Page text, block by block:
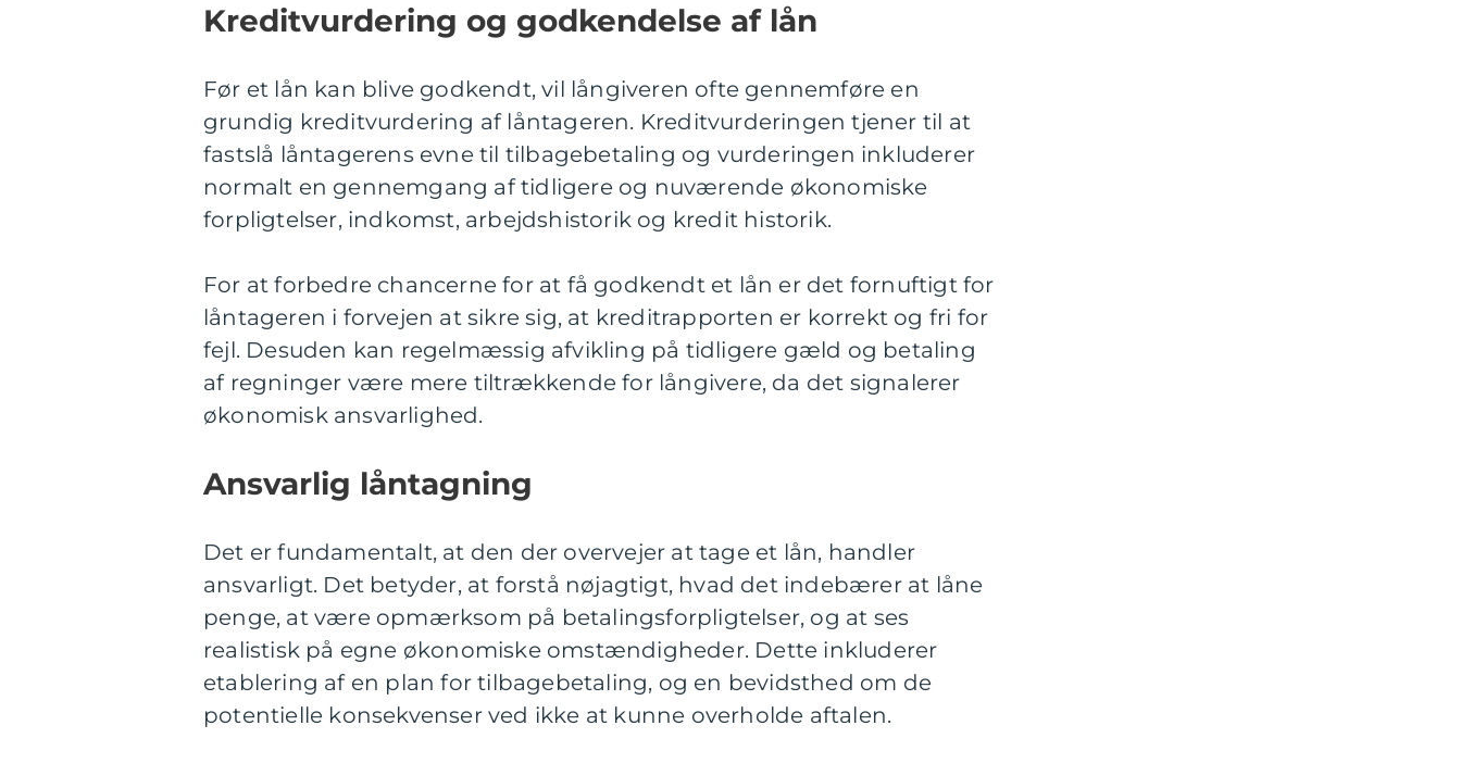
Kreditvurdering og godkendelse af lån
Før et lån kan blive godkendt, vil långiveren ofte gennemføre en
grundig kreditvurdering af låntageren. Kreditvurderingen tjener til at
fastslå låntagerens evne til tilbagebetaling og vurderingen inkluderer
normalt en gennemgang af tidligere og nuværende økonomiske
forpligtelser, indkomst, arbejdshistorik og kredit historik.
For at forbedre chancerne for at få godkendt et lån er det fornuftigt for
låntageren i forvejen at sikre sig, at kreditrapporten er korrekt og fri for
fejl. Desuden kan regelmæssig afvikling på tidligere gæld og betaling
af regninger være mere tiltrækkende for långivere, da det signalerer
økonomisk ansvarlighed.
Ansvarlig låntagning
Det er fundamentalt, at den der overvejer at tage et lån, handler
ansvarligt. Det betyder, at forstå nøjagtigt, hvad det indebærer at låne
penge, at være opmærksom på betalingsforpligtelser, og at ses
realistisk på egne økonomiske omstændigheder. Dette inkluderer
etablering af en plan for tilbagebetaling, og en bevidsthed om de
potentielle konsekvenser ved ikke at kunne overholde aftalen.